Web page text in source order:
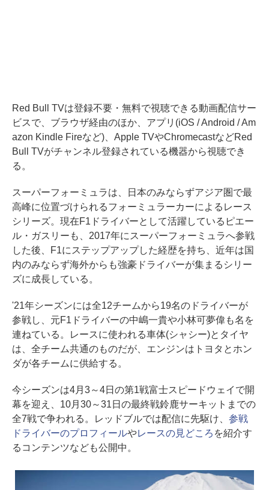
Red Bull TVは登録不要・無料で視聴できる動画配信サー
ビスで、ブラウザ経由のほか、アプリ(iOS / Android / Am
azon Kindle Fireなど)、Apple TVやChromecastなどRed
Bull TVがチャンネル登録されている機器から視聴でき
る。
スーパーフォーミュラは、日本のみならずアジア圏で最
高峰に位置づけられるフォーミュラーカーによるレース
シリーズ。現在F1ドライバーとして活躍しているピエー
ル・ガスリーも、2017年にスーパーフォーミュラへ参戦
した後、F1にステップアップした経歴を持ち、近年は国
内のみならず海外からも強豪ドライバーが集まるシリー
ズに成長している。
'21年シーズンには全12チームから19名のドライバーが
参戦し、元F1ドライバーの中嶋一貴や小林可夢偉も名を
連ねている。レースに使われる車体(シャシー)とタイヤ
は、全チーム共通のものだが、エンジンはトヨタとホン
ダが各チームに供給する。
今シーズンは4月3～4日の第1戦富士スピードウェイで開
幕を迎え、10月30～31日の最終戦鈴鹿サーキットまでの
全7戦で争われる。レッドブルでは配信に先駆け、 参戦
ドライバーのプロフィールやレースの見どころ を紹介す
るコンテンツなども公開中。